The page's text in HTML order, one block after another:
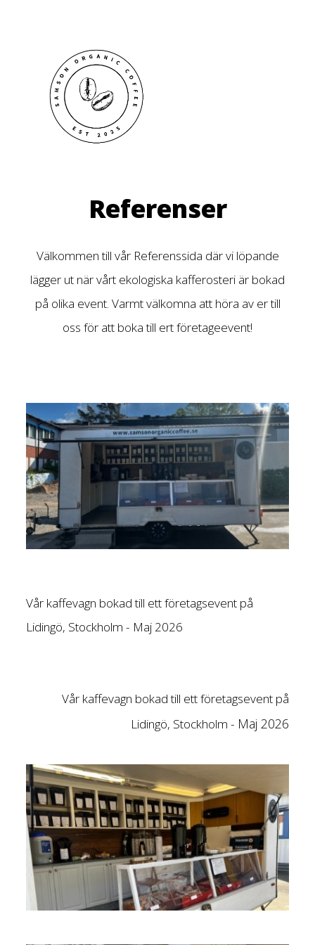
Referenser
Välkommen till vår Referenssida där vi löpande
lägger ut när vårt ekologiska kafferosteri är bokad
på olika event. Varmt välkomna att höra av er till
oss för att boka till ert företageevent!
Vår kaffevagn bokad till ett företagsevent på
Lidingö, Stockholm - Maj 2026
Vår kaffevagn bokad till ett företagsevent på
Lidingö, Stockholm - Maj 2026